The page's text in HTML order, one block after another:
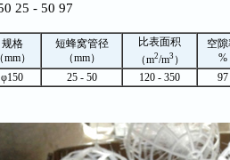
25 - 50 97
规格
（mm）
短蜂窝管径
（mm）
比表面积
（m2/m3 ）
空
%
φ150
25 - 50 120 - 350 97